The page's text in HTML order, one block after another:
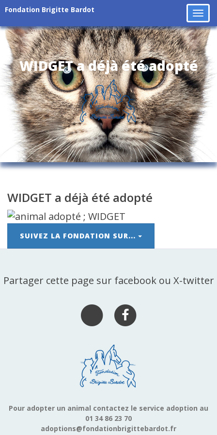
Fondation Brigitte Bardot
WIDGET a déjà été adopté
WIDGET a déjà été adopté
SUIVEZ LA FONDATION SUR...
Partager cette page sur facebook ou X-twitter
Pour adopter un animal contactez le service adoption au
01 34 86 23 70
adoptions@fondationbrigittebardot.fr